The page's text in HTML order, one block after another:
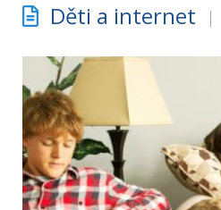
Děti a internet